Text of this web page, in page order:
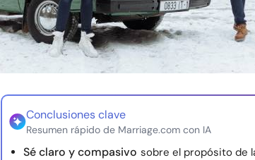
Conclusiones clave
Resumen rápido de Marriage.com con IA
Sé claro y compasivo sobre el propósito de